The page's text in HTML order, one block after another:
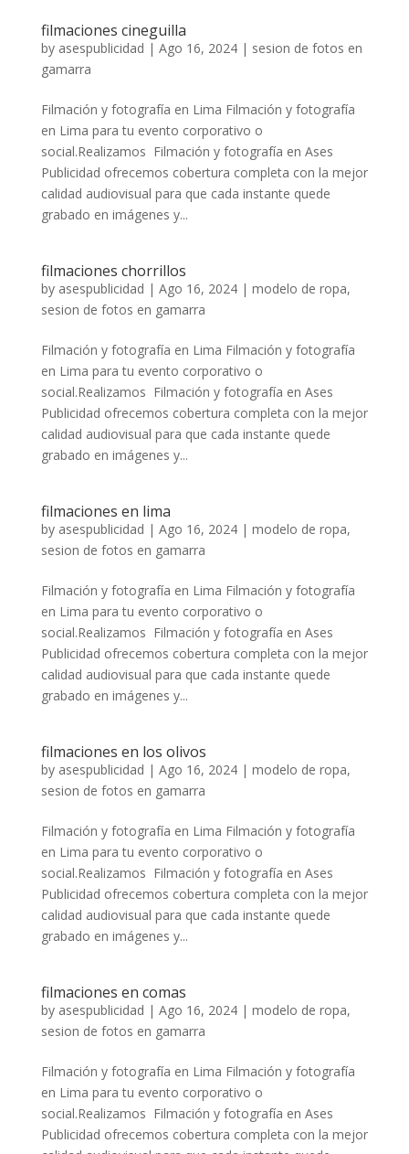
filmaciones cineguilla
by asespublicidad | Ago 16, 2024| sesion de fotos en
gamarra
Filmación y fotografía en Lima Filmación y fotografía
en Lima para tu evento corporativo o
social.Realizamos Filmación y fotografía en Ases
Publicidad ofrecemos cobertura completa con la mejor
calidad audiovisual para que cada instante quede
grabado en imágenes y...
filmaciones chorrillos
by asespublicidad | Ago 16, 2024| modelo de ropa,
sesion de fotos en gamarra
Filmación y fotografía en Lima Filmación y fotografía
en Lima para tu evento corporativo o
social.Realizamos Filmación y fotografía en Ases
Publicidad ofrecemos cobertura completa con la mejor
calidad audiovisual para que cada instante quede
grabado en imágenes y...
filmaciones en lima
by asespublicidad | Ago 16, 2024| modelo de ropa,
sesion de fotos en gamarra
Filmación y fotografía en Lima Filmación y fotografía
en Lima para tu evento corporativo o
social.Realizamos Filmación y fotografía en Ases
Publicidad ofrecemos cobertura completa con la mejor
calidad audiovisual para que cada instante quede
grabado en imágenes y...
filmaciones en los olivos
by asespublicidad | Ago 16, 2024| modelo de ropa,
sesion de fotos en gamarra
Filmación y fotografía en Lima Filmación y fotografía
en Lima para tu evento corporativo o
social.Realizamos Filmación y fotografía en Ases
Publicidad ofrecemos cobertura completa con la mejor
calidad audiovisual para que cada instante quede
grabado en imágenes y...
filmaciones en comas
by asespublicidad | Ago 16, 2024| modelo de ropa,
sesion de fotos en gamarra
Filmación y fotografía en Lima Filmación y fotografía
en Lima para tu evento corporativo o
social.Realizamos Filmación y fotografía en Ases
Publicidad ofrecemos cobertura completa con la mejor